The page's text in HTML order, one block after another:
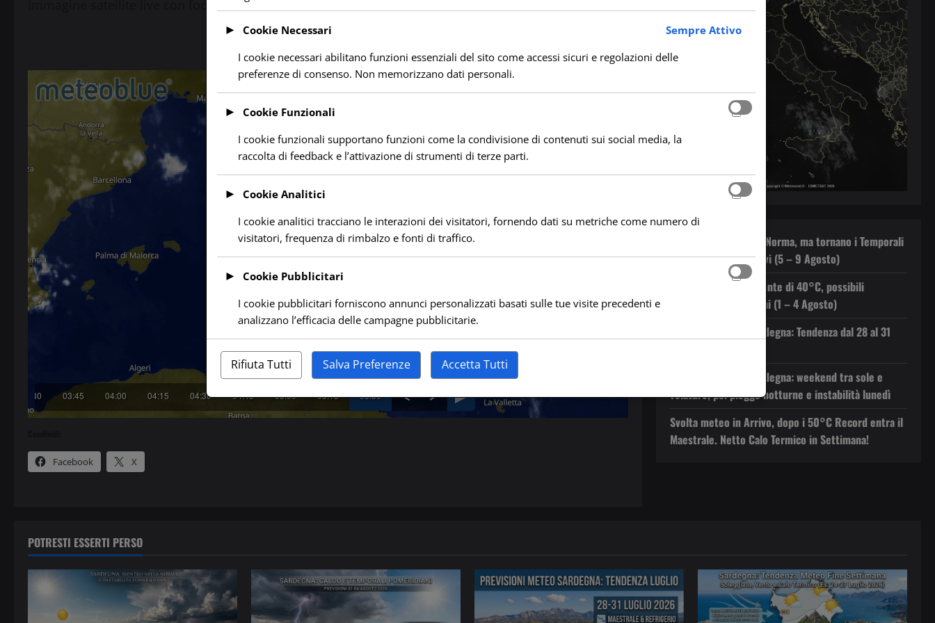
Immagine satellite live con focus sulla Sardegna più storico delle precedenti 2 ore.
Facebook X
Il Caldo rientra nella Norma, ma tornano i Temporali
Pomeridiani sui Rilievi (5 – 9 Agosto)
Caldo in Aumento: Punte di 40°C, possibili
Temporali Pomeridiani (1 – 4 Agosto)
Previsioni Meteo Sardegna: Tendenza dal 28 al 31
Previsioni Meteo Sardegna: weekend tra sole e
velature, poi piogge notturne e instabilità lunedì
Svolta meteo in Arrivo, dopo i 50°C Record entra il
Maestrale. Netto Calo Termico in Settimana!
POTRESTI ESSERTI PERSO
► Cookie Necessari
Sempre Attivo
I cookie necessari abilitano funzioni essenziali del sito come accessi sicuri e regolazioni delle
preferenze di consenso. Non memorizzano dati personali.
►
Cookie Funzionali
I cookie funzionali supportano funzioni come la condivisione di contenuti sui social media, la
raccolta di feedback e l’attivazione di strumenti di terze parti.
►
Cookie Analitici
I cookie analitici tracciano le interazioni dei visitatori, fornendo dati su metriche come numero di
visitatori, frequenza di rimbalzo e fonti di traffico.
►
Cookie Pubblicitari
I cookie pubblicitari forniscono annunci personalizzati basati sulle tue visite precedenti e
analizzano l’efficacia delle campagne pubblicitarie.
Rifiuta Tutti Salva Preferenze Accetta Tutti